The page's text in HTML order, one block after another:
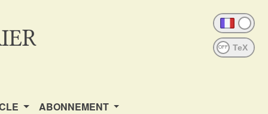
OFF
ABONNEMENT